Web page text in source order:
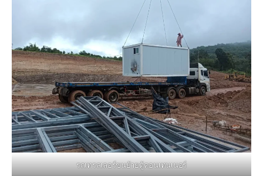
รถเทรลเลอร์ขนย้ายตู้คอนเทนเนอร์